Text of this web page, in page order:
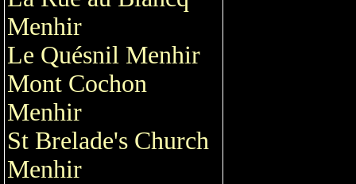
Menhir
Le Quésnil Menhir
Mont Cochon
Menhir
St Brelade's Church
Menhir